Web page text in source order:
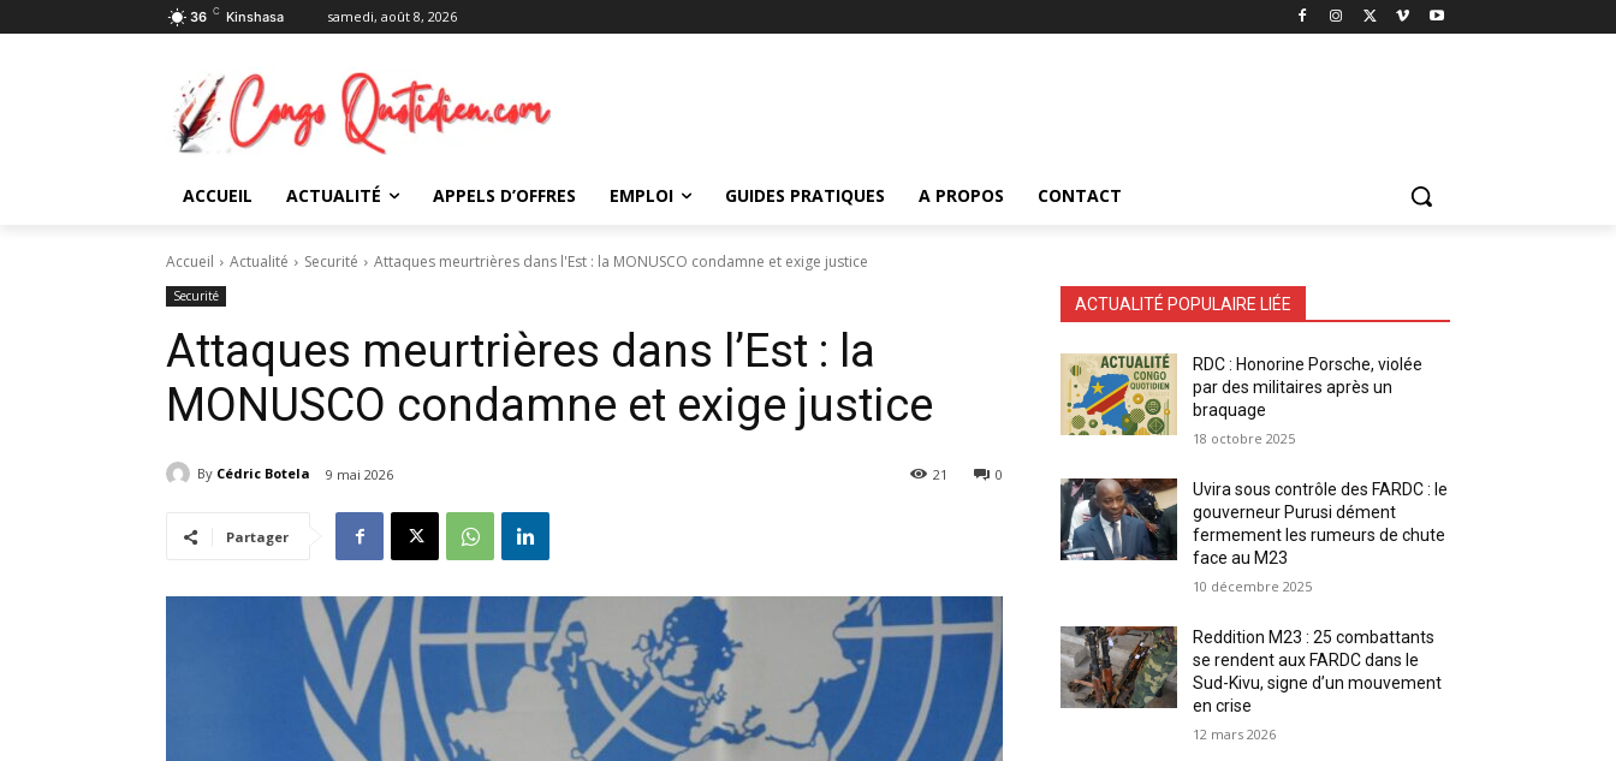
36 C Kinshasa samedi, août 8, 2026
ACCUEIL ACTUALITÉ APPELS D’OFFRES EMPLOI GUIDES PRATIQUES A PROPOS CONTACT
Accueil Actualité Securité Attaques meurtrières dans l'Est : la MONUSCO condamne et exige justice
Securité
Attaques meurtrières dans l’Est : la
MONUSCO condamne et exige justice
By Cédric Botela 9 mai 2026 0
21
Partager
ACTUALITÉ POPULAIRE LIÉE
RDC : Honorine Porsche, violée
par des militaires après un
braquage
18 octobre 2025
Uvira sous contrôle des FARDC : le
gouverneur Purusi dément
fermement les rumeurs de chute
face au M23
10 décembre 2025
Reddition M23 : 25 combattants
se rendent aux FARDC dans le
Sud-Kivu, signe d’un mouvement
en crise
12 mars 2026